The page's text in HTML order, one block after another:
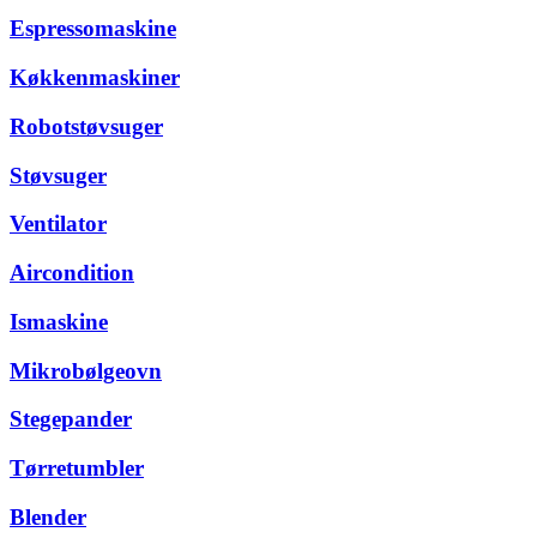
Espressomaskine
Køkkenmaskiner
Robotstøvsuger
Støvsuger
Ventilator
Aircondition
Ismaskine
Mikrobølgeovn
Stegepander
Tørretumbler
Blender